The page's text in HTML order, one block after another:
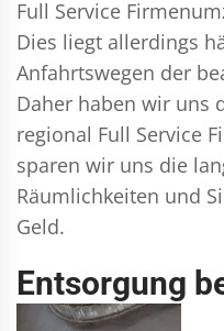
Full Service
Dies liegt allerdings
Anfahrtswegen der
Daher haben wir uns
regional Full Service
sparen wir uns die
Räumlichkeiten und
Geld.
Entsorgung